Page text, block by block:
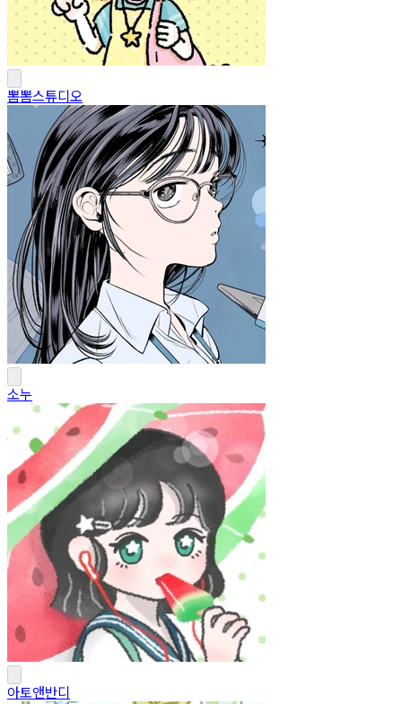
뽐뽐스튜디오
소누
아토앤반디